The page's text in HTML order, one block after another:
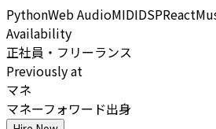
PythonWeb AudioMIDIDSPReact
Availability
正社員・フリーランス
Previously at
マネ
マネーフォワード出身